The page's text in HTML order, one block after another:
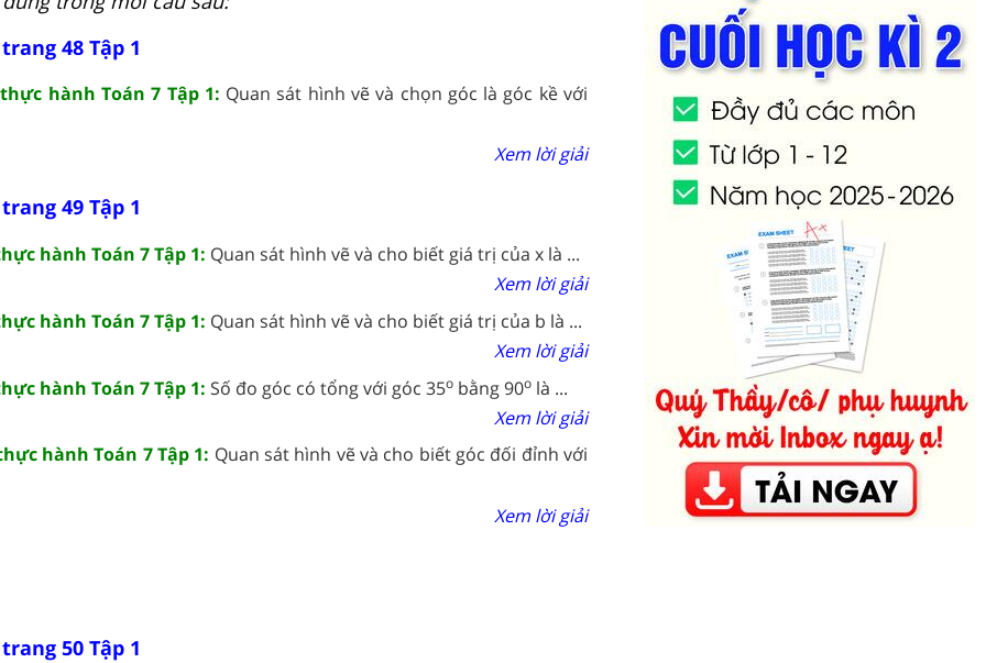
48 Tập 1
hành Toán 7 Tập 1: Quan sát hình vẽ và chọn góc là góc kề với
Xem lời giải
49 Tập 1
hành Toán 7 Tập 1: Quan sát hình vẽ và cho biết giá trị của x là ...
Xem lời giải
hành Toán 7 Tập 1: Quan sát hình vẽ và cho biết giá trị của b là ...
Xem lời giải
hành Toán 7 Tập 1: Số đo góc có tổng với góc 35o bằng 90o là ...
Xem lời giải
hành Toán 7 Tập 1: Quan sát hình vẽ và cho biết góc đối đỉnh với
Xem lời giải
50 Tập 1